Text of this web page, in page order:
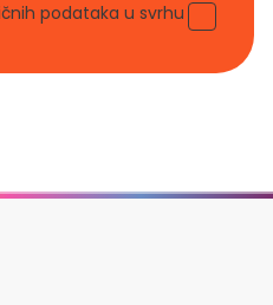
podataka u svrhu